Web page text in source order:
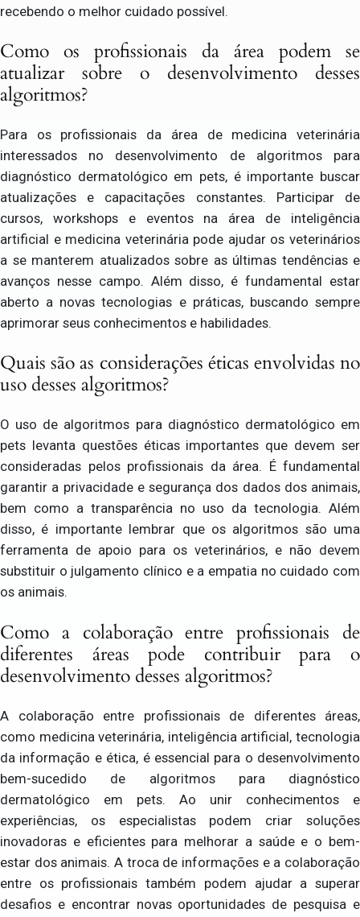
recebendo o melhor cuidado possível.
Como os profissionais da área podem se
atualizar sobre o desenvolvimento desses
algoritmos?
Para os profissionais da área de medicina veterinária
interessados no desenvolvimento de algoritmos para
diagnóstico dermatológico em pets, é importante buscar
atualizações e capacitações constantes. Participar de
cursos, workshops e eventos na área de inteligência
artificial e medicina veterinária pode ajudar os veterinários
a se manterem atualizados sobre as últimas tendências e
avanços nesse campo. Além disso, é fundamental estar
aberto a novas tecnologias e práticas, buscando sempre
aprimorar seus conhecimentos e habilidades.
Quais são as considerações éticas envolvidas no
uso desses algoritmos?
O uso de algoritmos para diagnóstico dermatológico em
pets levanta questões éticas importantes que devem ser
consideradas pelos profissionais da área. É fundamental
garantir a privacidade e segurança dos dados dos animais,
bem como a transparência no uso da tecnologia. Além
disso, é importante lembrar que os algoritmos são uma
ferramenta de apoio para os veterinários, e não devem
substituir o julgamento clínico e a empatia no cuidado com
os animais.
Como a colaboração entre profissionais de
diferentes áreas pode contribuir para o
desenvolvimento desses algoritmos?
A colaboração entre profissionais de diferentes áreas,
como medicina veterinária, inteligência artificial, tecnologia
da informação e ética, é essencial para o desenvolvimento
bem-sucedido de algoritmos para diagnóstico
dermatológico em pets. Ao unir conhecimentos e
experiências, os especialistas podem criar soluções
inovadoras e eficientes para melhorar a saúde e o bem-
estar dos animais. A troca de informações e a colaboração
entre os profissionais também podem ajudar a superar
desafios e encontrar novas oportunidades de pesquisa e